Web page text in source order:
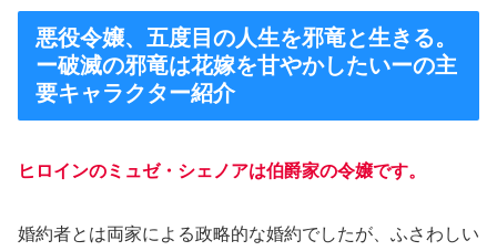
悪役令嬢、五度目の人生を邪竜と生きる。
ー破滅の邪竜は花嫁を甘やかしたいーの主
要キャラクター紹介
ヒロインのミュゼ・シェノアは伯爵家の令嬢です。
婚約者とは両家による政略的な婚約でしたが、ふさわしい